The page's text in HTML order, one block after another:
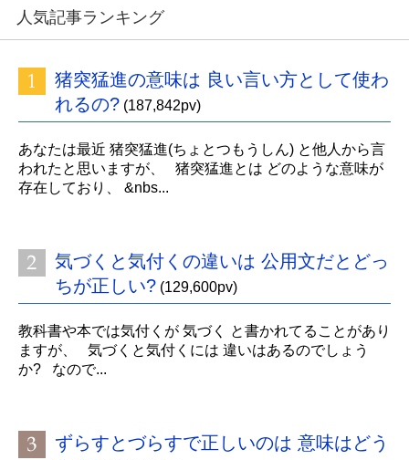
人気記事ランキング
猪突猛進の意味は 良い言い方として使わ
れるの? (187,842pv)
あなたは最近 猪突猛進(ちょとつもうしん) と他人から言
われたと思いますが、 猪突猛進とは どのような意味が
存在しており、 &nbs...
気づくと気付くの違いは 公用文だとどっ
ちが正しい? (129,600pv)
教科書や本では気付くが 気づく と書かれてることがあり
ますが、 気づくと気付くには 違いはあるのでしょう
か? なので...
ずらすとづらすで正しいのは 意味はどう